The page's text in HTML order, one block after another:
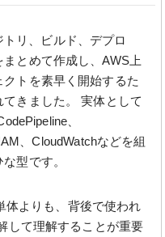
リ、ビルド、デプロ
とめて作成し、AWS上
トを素早く開始するた
きました。 実体として
、
、CloudWatchなどを組
型です。
体よりも、背後で使われ
して理解することが重要